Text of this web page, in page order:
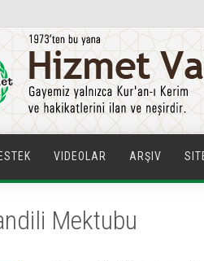
VIDEOLAR ARŞIV
Mektubu